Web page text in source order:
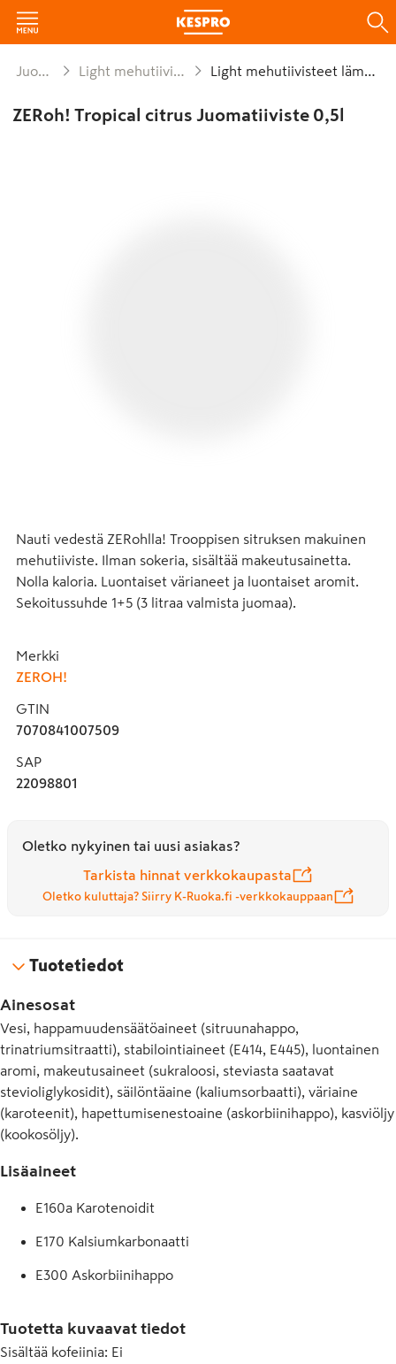
Juomat Light mehutiivisteet Light mehutiivisteet lämmin
ZERoh! Tropical citrus Juomatiiviste 0,5l
Nauti vedestä ZERohlla! Trooppisen sitruksen makuinen
mehutiiviste. Ilman sokeria, sisältää makeutusainetta.
Nolla kaloria. Luontaiset värianeet ja luontaiset aromit.
Sekoitussuhde 1+5 (3 litraa valmista juomaa).
Merkki
ZEROH!
GTIN
7070841007509
SAP
22098801
Oletko nykyinen tai uusi asiakas?
Tarkista hinnat verkkokaupasta
Oletko kuluttaja? Siirry K-Ruoka.fi -verkkokauppaan
Tuotetiedot
Ainesosat
Vesi, happamuudensäätöaineet (sitruunahappo,
trinatriumsitraatti), stabilointiaineet (E414, E445), luontainen
aromi, makeutusaineet (sukraloosi, steviasta saatavat
stevioliglykosidit), säilöntäaine (kaliumsorbaatti), väriaine
(karoteenit), hapettumisenestoaine (askorbiinihappo), kasviöljy
(kookosöljy).
Lisäaineet
E160a Karotenoidit
E170 Kalsiumkarbonaatti
E300 Askorbiinihappo
Tuotetta kuvaavat tiedot
Sisältää kofeiinia: Ei